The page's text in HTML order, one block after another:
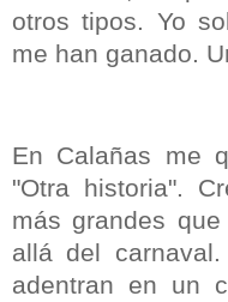
otros tipos. Yo
me han ganado.
En Calañas me
"Otra historia".
más grandes
allá del
adentran en un